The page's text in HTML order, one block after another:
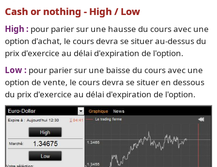
Cash or nothing - High / Low
High : pour parier sur une hausse du cours avec une
option d'achat, le cours devra se situer au-dessus du
prix d'exercice au délai d'expiration de l'option.
Low : pour parier sur une baisse du cours avec une
option de vente, le cours devra se situer en dessous
du prix d'exercice au délai d'expiration de l'option.